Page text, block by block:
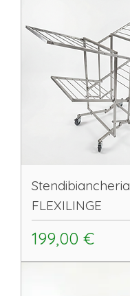
Stendibiancheria
FLEXILINGE
Prezzo
199,00 €